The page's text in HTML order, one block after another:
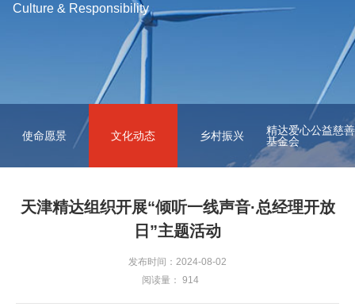
文化/责任
Culture & Responsibility
使命愿景 文化动态 乡村振兴
精达爱心公益慈善
基金会
天津精达组织开展“倾听一线声音·总经理开放
日”主题活动
发布时间：2024-08-02
阅读量： 914